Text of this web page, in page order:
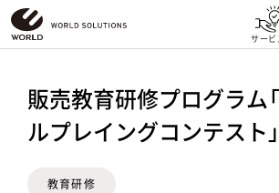
サービ
販売教育研修プログラム
ルプレイングコンテスト
教育研修